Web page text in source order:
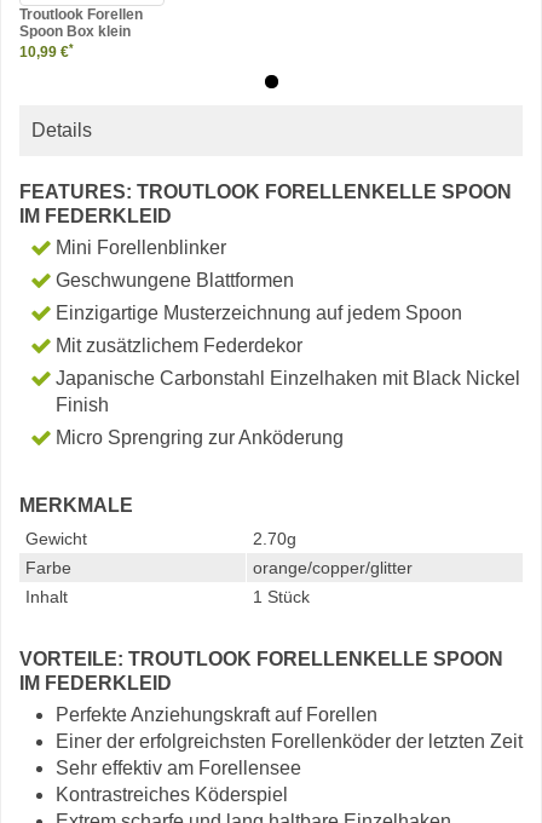
Troutlook Forellen
Spoon Box klein
10,99 €*
Details
FEATURES: TROUTLOOK FORELLENKELLE SPOON
IM FEDERKLEID
Mini Forellenblinker
Geschwungene Blattformen
Einzigartige Musterzeichnung auf jedem Spoon
Mit zusätzlichem Federdekor
Japanische Carbonstahl Einzelhaken mit Black Nickel
Finish
Micro Sprengring zur Anköderung
MERKMALE
Gewicht
2.70g
Farbe
orange/copper/glitter
Inhalt
1 Stück
VORTEILE: TROUTLOOK FORELLENKELLE SPOON
IM FEDERKLEID
Perfekte Anziehungskraft auf Forellen
Einer der erfolgreichsten Forellenköder der letzten Zeit
Sehr effektiv am Forellensee
Kontrastreiches Köderspiel